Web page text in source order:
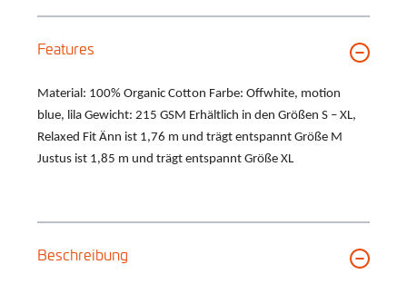
Features
Material: 100% Organic Cotton Farbe: Offwhite, motion
blue, lila Gewicht: 215 GSM Erhältlich in den Größen S – XL,
Relaxed Fit Änn ist 1,76 m und trägt entspannt Größe M
Justus ist 1,85 m und trägt entspannt Größe XL
Beschreibung